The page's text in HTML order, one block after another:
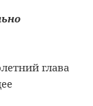
глава